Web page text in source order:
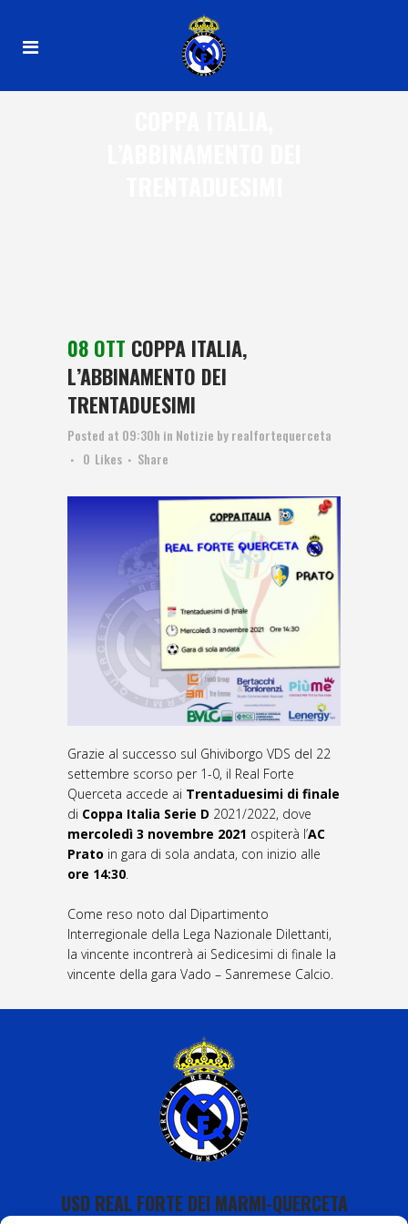
08 OTT COPPA ITALIA,
L’ABBINAMENTO DEI
TRENTADUESIMI
Posted at 09:30h in Notizie byrealfortequerceta
0 Likes Share
Grazie al successo sul Ghiviborgo VDS del 22
settembre scorso per 1-0, il Real Forte
Querceta accede ai Trentaduesimi di finale
di Coppa Italia Serie D 2021/2022, dove
mercoledì 3 novembre 2021 ospiterà l’AC
Prato in gara di sola andata, con inizio alle
ore 14:30
Come reso noto dal Dipartimento
Interregionale della Lega Nazionale Dilettanti,
la vincente incontrerà ai Sedicesimi di finale la
vincente della gara Vado – Sanremese Calcio.
USD REAL FORTE DEI MARMI-QUERCETA